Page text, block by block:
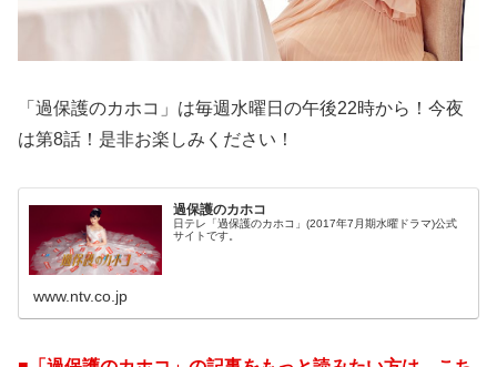
「過保護のカホコ」は毎週水曜日の午後22時から！今夜
は第8話！是非お楽しみください！
過保護のカホコ
日テレ「過保護のカホコ」(2017年7月期水曜ドラマ)公式
サイトです。
www.ntv.co.jp